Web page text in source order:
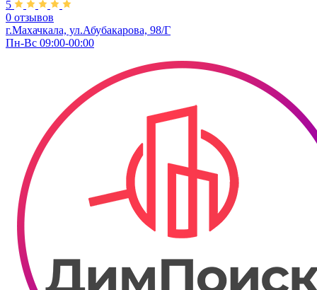
5
0 отзывов
г.Махачкала, ул.Абубакарова, 98/Г
Пн-Вс 09:00-00:00